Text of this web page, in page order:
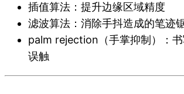
插值算法：提升边缘区域精度
滤波算法：消除手抖造成的笔迹
palm rejection（手掌抑制）：
误触